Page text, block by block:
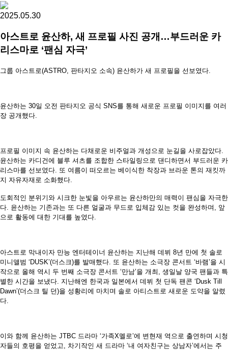
2025.05.30
아스트로 윤산하, 새 프로필 사진 공개…부드러운 카
리스마로 ‘팬심 자극’
그룹 아스트로(ASTRO, 판타지오 소속) 윤산하가 새 프로필을 선보였다.
윤산하는 30일 오전 판타지오 공식 SNS를 통해 새로운 프로필 이미지를 여러
장 공개했다.
프로필 이미지 속 윤산하는 다채로운 비주얼과 개성으로 눈길을 사로잡았다.
윤산하는 카디건에 블루 셔츠를 조합한 스타일링으로 댄디하면서 부드러운 카
리스마를 선보였다. 또 여름이 떠오르는 베이식한 착장과 브라운 톤의 재킷까
지 자유자재로 소화했다.
도회적인 분위기와 시크한 눈빛을 아우르는 윤산하만의 매력이 팬심을 자극한
다. 윤산하는 기존과는 또 다른 얼굴과 무드로 입체감 있는 컷을 완성하며, 앞
으로 활동에 대한 기대를 높였다.
아스트로 막내이자 만능 엔터테이너 윤산하는 지난해 데뷔 8년 만에 첫 솔로
미니앨범 ‘DUSK’(더스크)를 발매했다. 또 윤산하는 소극장 콘서트 ‘바램’을 시
작으로 올해 역시 두 번째 소극장 콘서트 ‘만남’을 개최, 생일날 양국 팬들과 특
별한 시간을 보냈다. 지난해엔 한국과 일본에서 데뷔 첫 단독 팬콘 ‘Dusk Till
Dawn’(더스크 틸 던)을 성황리에 마치며 솔로 아티스트로 새로운 도약을 알렸
다.
이와 함께 윤산하는 JTBC 드라마 ‘가족X멜로’에 변현재 역으로 출연하며 시청
자들의 호평을 얻었고, 차기작인 새 드라마 ‘내 여자친구는 상남자’에서는 주